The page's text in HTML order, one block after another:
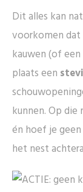
Dit alles kan
voorkomen dat
kauwen (of
plaats een
kunnen. Op die
én hoef je
het nest